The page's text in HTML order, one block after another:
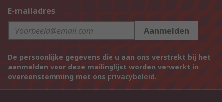
E-mailadres
Aanmelden
De persoonlijke gegevens die u aan ons verstrekt bij het
aanmelden voor deze mailinglijst worden verwerkt in
overeenstemming met ons privacybeleid.